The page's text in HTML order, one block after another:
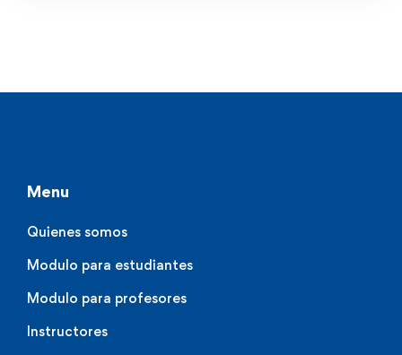
Menu
Quienes somos
Modulo para estudiantes
Modulo para profesores
Instructores